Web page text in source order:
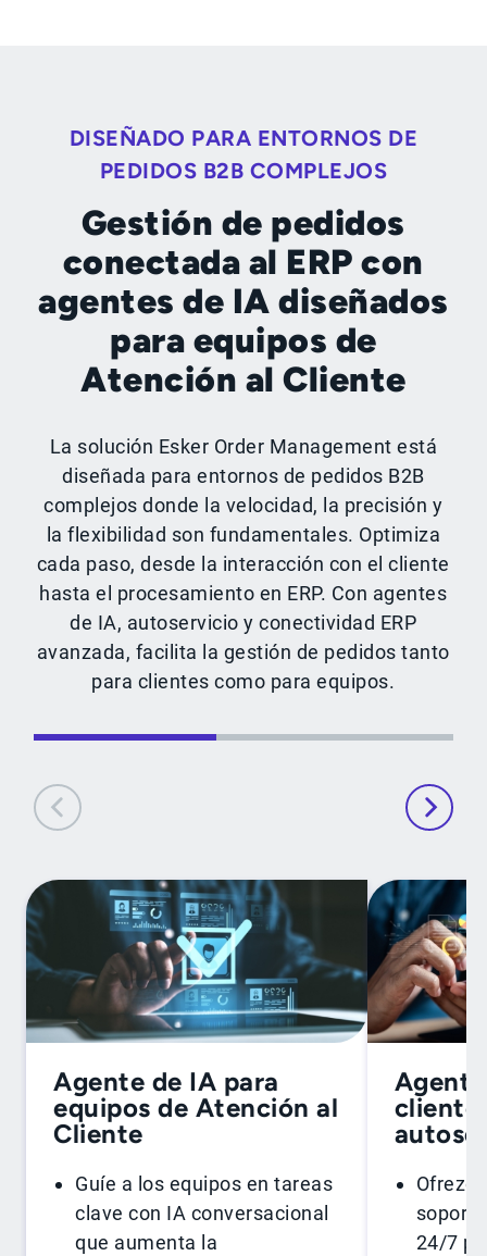
DISEÑADO PARA ENTORNOS DE
PEDIDOS B2B COMPLEJOS
Gestión de pedidos
conectada al ERP con
agentes de IA diseñados
para equipos de
Atención al Cliente
La solución Esker Order Management está
diseñada para entornos de pedidos B2B
complejos donde la velocidad, la precisión y
la flexibilidad son fundamentales. Optimiza
cada paso, desde la interacción con el cliente
hasta el procesamiento en ERP. Con agentes
de IA, autoservicio y conectividad ERP
avanzada, facilita la gestión de pedidos tanto
para clientes como para equipos.
Agente de IA para
equipos de Atención al
Cliente
Guíe a los equipos en tareas
clave con IA conversacional
que aumenta la
24/7